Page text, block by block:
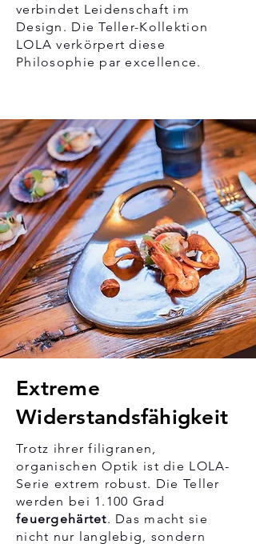
verbindet Leidenschaft im
Design. Die Teller-Kollektion
LOLA verkörpert diese
Philosophie par excellence.
Extreme
Widerstandsfähigkeit
Trotz ihrer filigranen,
organischen Optik ist die LOLA-
Serie extrem robust. Die Teller
werden bei 1.100 Grad
feuergehärtet. Das macht sie
nicht nur langlebig, sondern